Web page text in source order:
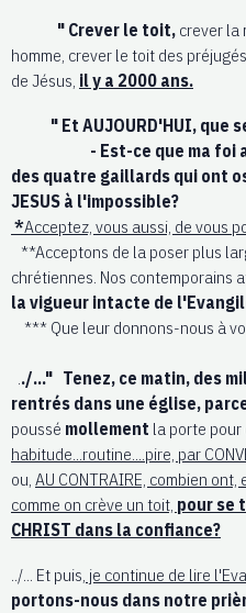
" Crever le toit, crever la
homme, crever le toit des
de Jésus, il y a 2000 ans.
" Et AUJOURD'HUI, que
- Est-ce que ma foi
des quatre gaillards qui ont
JESUS à l'impossible?
*Acceptez, vous aussi, de vous
**Acceptons de la poser plus
chrétiennes. Nos contemporains
la vigueur intacte de
*** Que leur donnons-nous à
../..." Tenez, ce matin, des
rentrés dans une église,
poussé mollement la porte pour
habitude...routine....pire, par
ou, AU CONTRAIRE, combien
comme on crève un toit, pour se
CHRIST dans la confiance?
../... Et puis, je continue de lire
portons-nous dans notre